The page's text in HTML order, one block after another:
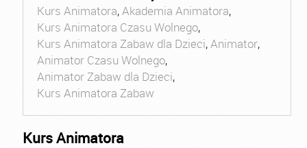
Kurs Animatora,Akademia Animatora,
Kurs Animatora Czasu Wolnego,
Kurs Animatora Zabaw dla Dzieci,Animator,
Animator Czasu Wolnego,
Animator Zabaw dla Dzieci,
Kurs Animatora Zabaw
Kurs Animatora